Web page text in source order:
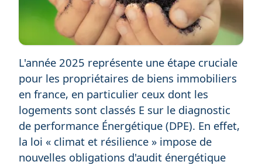
L'année 2025 représente une étape cruciale
pour les propriétaires de biens immobiliers
en france, en particulier ceux dont les
logements sont classés E sur le diagnostic
de performance Énergétique (DPE). En effet,
la loi « climat et résilience » impose de
nouvelles obligations d'audit énergétique